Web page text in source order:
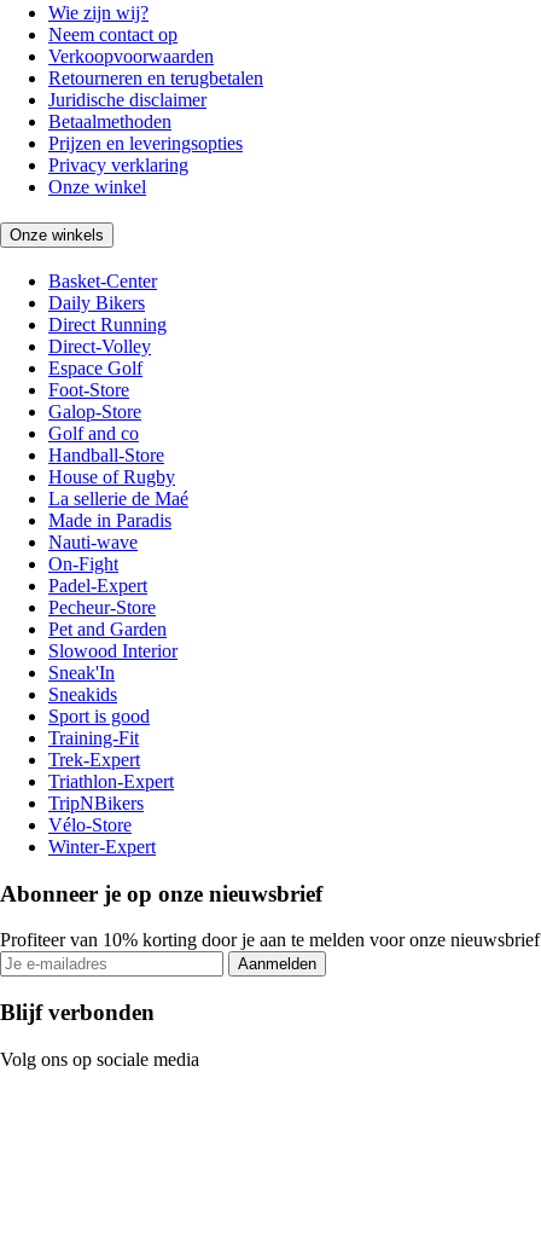
Wie zijn wij?
Neem contact op
Verkoopvoorwaarden
Retourneren en terugbetalen
Juridische disclaimer
Betaalmethoden
Prijzen en leveringsopties
Privacy verklaring
Onze winkel
Onze winkels
Basket-Center
Daily Bikers
Direct Running
Direct-Volley
Espace Golf
Foot-Store
Galop-Store
Golf and co
Handball-Store
House of Rugby
La sellerie de Maé
Made in Paradis
Nauti-wave
On-Fight
Padel-Expert
Pecheur-Store
Pet and Garden
Slowood Interior
Sneak'In
Sneakids
Sport is good
Training-Fit
Trek-Expert
Triathlon-Expert
TripNBikers
Vélo-Store
Winter-Expert
Abonneer je op onze nieuwsbrief
Profiteer van 10% korting door je aan te melden voor onze nieuwsbrief
Aanmelden
Blijf verbonden
Volg ons op sociale media